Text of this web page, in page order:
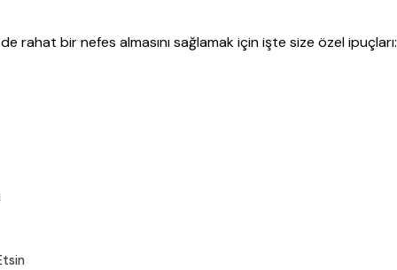
rahat bir nefes almasını sağlamak için işte size özel ipuçları: